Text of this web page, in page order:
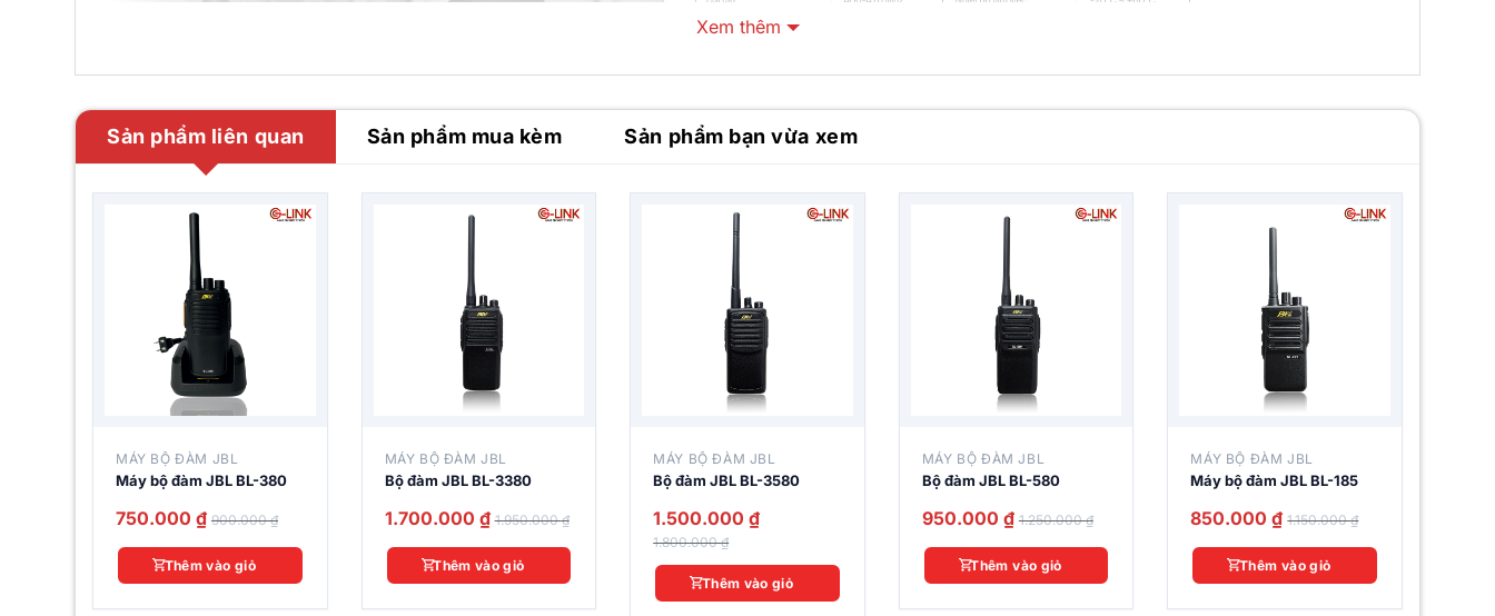
Tính năng của bộ đàm JBL BL-280
Xem thêm
Sản phẩm liên quan Sản phẩm mua kèm Sản phẩm bạn vừa xem
MÁY BỘ ĐÀM JBL
Máy bộ đàm JBL BL-380
750.000 ₫ 900.000₫
Thêm vào giỏ
MÁY BỘ ĐÀM JBL
Bộ đàm JBL BL-3380
1.700.000 ₫ 1.950.000₫
Thêm vào giỏ
MÁY BỘ ĐÀM JBL
Bộ đàm JBL BL-3580
1.500.000₫
1.800.000₫
Thêm vào giỏ
MÁY BỘ ĐÀM JBL
Bộ đàm JBL BL-580
950.000 ₫ 1.250.000₫
Thêm vào giỏ
MÁY BỘ ĐÀM JBL
Máy bộ đàm JBL BL-185
850.000₫ 1.150.000₫
Thêm vào giỏ